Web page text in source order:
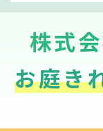
株式
お庭き